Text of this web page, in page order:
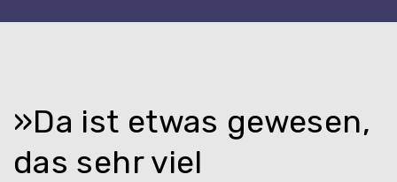
»Da ist etwas gewesen,
das sehr viel